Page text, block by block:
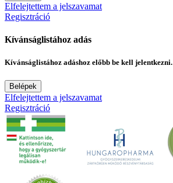
Elfelejtettem a jelszavamat
Regisztráció
Kívánságlistához adás
Kívánságlistához adáshoz előbb be kell jelentkezni.
Belépek
Elfelejtettem a jelszavamat
Regisztráció